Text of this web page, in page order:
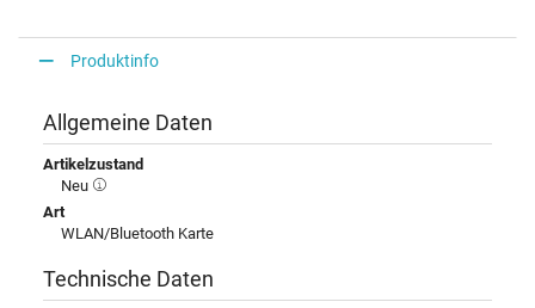
Produktinfo
Allgemeine Daten
Artikelzustand
Neu
Art
WLAN/Bluetooth Karte
Technische Daten